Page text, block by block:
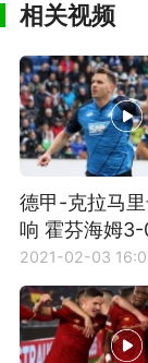
相关视频
德甲-克拉马
响 霍芬海姆3-
2021-02-03